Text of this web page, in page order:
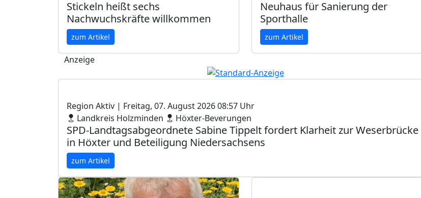
Stickeln heißt sechs
Nachwuchskräfte willkommen
zum Artikel
Neuhaus für Sanierung der
Sporthalle
zum Artikel
Anzeige
Region Aktiv | Freitag, 07. August 2026 08:57 Uhr
Landkreis Holzminden
Höxter-Beverungen
SPD-Landtagsabgeordnete Sabine Tippelt fordert Klarheit zur Weserbrücke
in Höxter und Beteiligung Niedersachsens
zum Artikel